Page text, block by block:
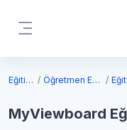
Eğitimler Öğretmen Eğitimleri
MyViewboard